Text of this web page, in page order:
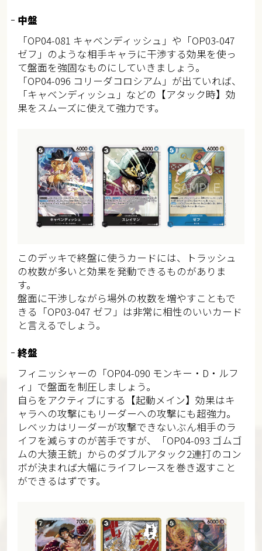
中盤
「OP04-081 キャベンディッシュ」や「OP03-047
ゼフ」のような相手キャラに干渉する効果を使っ
て盤面を強固なものにしていきましょう。
「OP04-096 コリーダコロシアム」が出ていれば、
「キャベンディッシュ」などの【アタック時】効
果をスムーズに使えて強力です。
このデッキで終盤に使うカードには、トラッシュ
の枚数が多いと効果を発動できるものがありま
す。
盤面に干渉しながら場外の枚数を増やすこともで
きる「OP03-047 ゼフ」は非常に相性のいいカード
と言えるでしょう。
終盤
フィニッシャーの「OP04-090 モンキー・D・ルフ
ィ」で盤面を制圧しましょう。
自らをアクティブにする【起動メイン】効果はキ
ャラへの攻撃にもリーダーへの攻撃にも超強力。
レベッカはリーダーが攻撃できないぶん相手のラ
イフを減らすのが苦手ですが、「OP04-093 ゴムゴ
ムの大猿王銃」からのダブルアタック2連打のコン
ボが決まれば大幅にライフレースを巻き返すこと
ができるはずです。